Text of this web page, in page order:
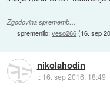
Zgodovina sprememb…
spremenilo:veso266(16. sep
nikolahodin
:: 16. sep 2016, 18:49